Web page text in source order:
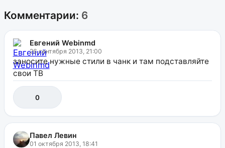
Комментарии: 6
Евгений Webinmd
26 сентября 2013, 21:00
заносите нужные стили в чанк и там подставляйте
свои ТВ
0
Павел Левин
01 октября 2013, 18:41